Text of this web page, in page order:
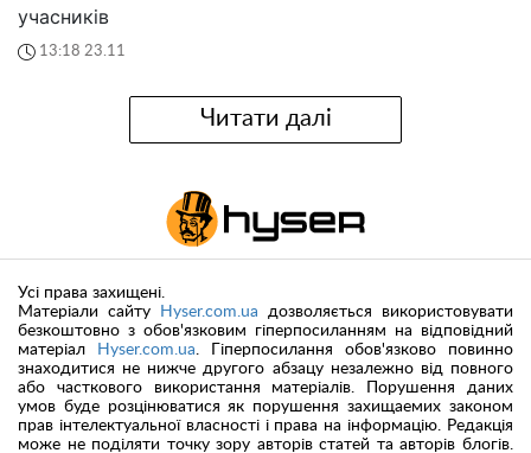
учасників
13:18 23.11
Читати далі
Усі права захищені.
Матеріали сайту
Hyser.com.ua дозволяється використовувати
безкоштовно з обов'язковим гіперпосиланням на відповідний
матеріал
Hyser.com.ua . Гіперпосилання обов'язково повинно
знаходитися не нижче другого абзацу незалежно від повного
або часткового використання матеріалів. Порушення даних
умов буде розцінюватися як порушення захищаемих законом
прав інтелектуальної власності і права на інформацію. Редакція
може не поділяти точку зору авторів статей та авторів блогів.